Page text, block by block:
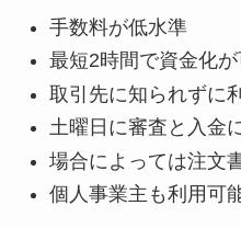
手数料が低水準
最短2時間で資金化
取引先に知られずに
土曜日に審査と入金
場合によっては注文
個人事業主も利用可